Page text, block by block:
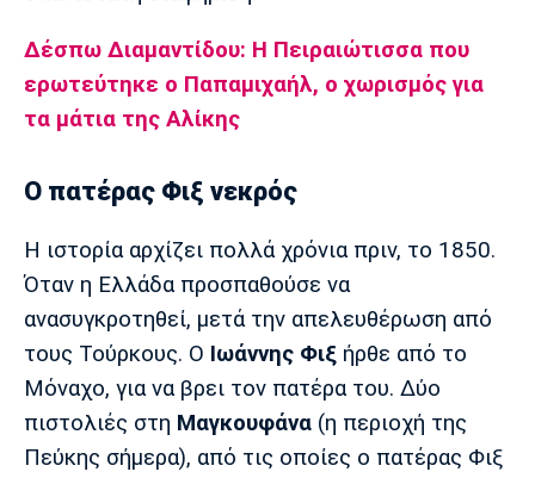
Ντόρτμουντ
Ζερμέν
Μονακό
Ερυθρός
Αστέρας
Τότεναμ
Πόρτο Μπενφίκα
Δέσπω Διαμαντίδου: Η Πειραιώτισσα που
ερωτεύτηκε ο Παπαμιχαήλ, ο χωρισμός για
τα μάτια της Αλίκης
Ο πατέρας Φιξ νεκρός
Η ιστορία αρχίζει πολλά χρόνια πριν, το 1850.
Όταν η Ελλάδα προσπαθούσε να
ανασυγκροτηθεί, μετά την απελευθέρωση από
τους Τούρκους. Ο Ιωάννης Φιξ ήρθε από το
Μόναχο, για να βρει τον πατέρα του. Δύο
πιστολιές στη Μαγκουφάνα (η περιοχή της
Πεύκης σήμερα), από τις οποίες ο πατέρας Φιξ